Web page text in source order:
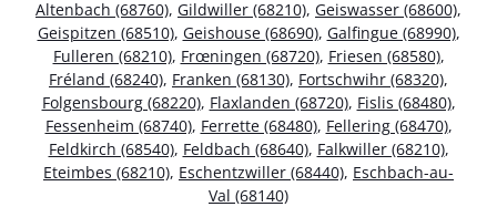
Altenbach (68760), Gildwiller (68210), Geiswasser (68600),
Geispitzen (68510), Geishouse (68690), Galfingue (68990),
Fulleren (68210), Frœningen (68720), Friesen (68580),
Fréland (68240), Franken (68130), Fortschwihr (68320),
Folgensbourg (68220), Flaxlanden (68720), Fislis (68480),
Fessenheim (68740), Ferrette (68480), Fellering (68470),
Feldkirch (68540), Feldbach (68640), Falkwiller (68210),
Eteimbes (68210), Eschentzwiller (68440), Eschbach-au-
Val (68140)